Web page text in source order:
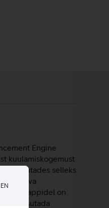
EN
Engine
kuulamiskogemust
kasutades selleks
on
kasutada